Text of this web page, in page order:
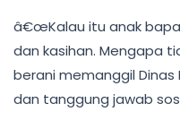
â€œKalau itu anak
dan kasihan. Mengapa
berani memanggil
dan tanggung jawab